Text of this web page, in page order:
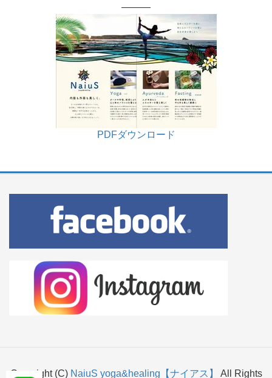
———
PDFダウンロード
Copyright (C) NaiuS yoga&healing【ナイアス】 All Rights